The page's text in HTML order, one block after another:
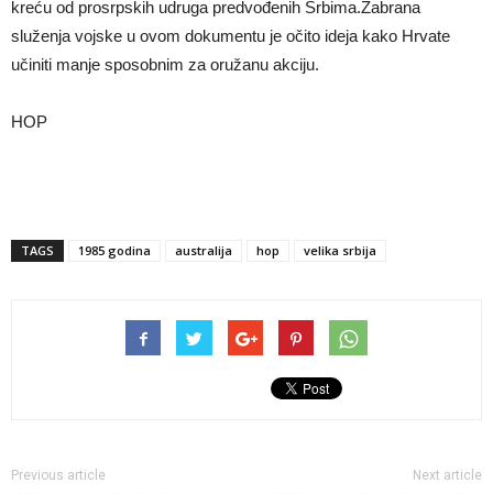
kreću od prosrpskih udruga predvođenih Srbima.Zabrana
služenja vojske u ovom dokumentu je očito ideja kako Hrvate
učiniti manje sposobnim za oružanu akciju.
HOP
TAGS 1985 godina australija hop velika srbija
Previous article Next article